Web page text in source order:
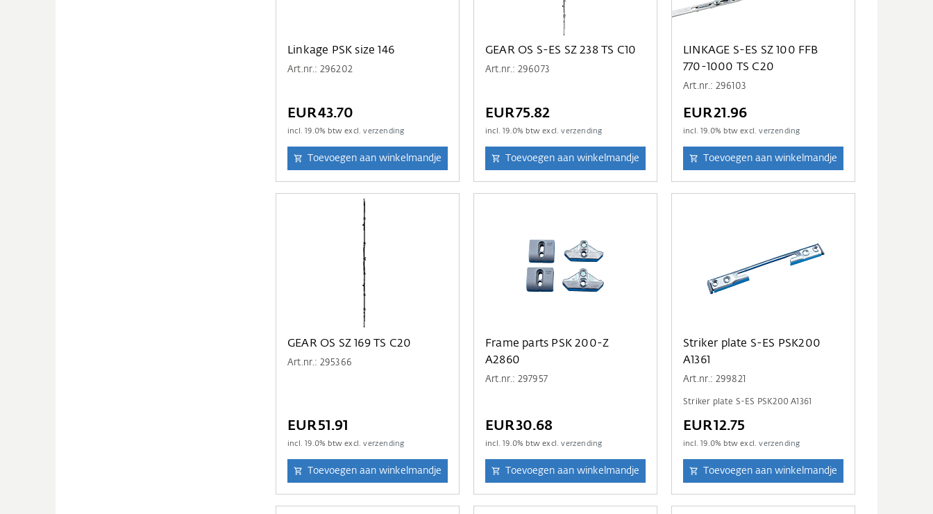
Linkage PSK size 146
Art.nr.: 296202
EUR43.70
incl.19.0% btw excl.verzending
Toevoegen aan winkelmandje
GEAR OS S-ES SZ 238 TS C10
Art.nr.: 296073
EUR75.82
incl.19.0% btw excl.verzending
Toevoegen aan winkelmandje
LINKAGE S-ES SZ 100 FFB
770-1000 TS C20
Art.nr.: 296103
EUR21.96
incl.19.0% btw excl.verzending
Toevoegen aan winkelmandje
GEAR OS SZ 169 TS C20
Art.nr.: 295366
EUR51.91
incl.19.0% btw excl.verzending
Toevoegen aan winkelmandje
Frame parts PSK 200-Z
A2860
Art.nr.: 297957
EUR30.68
incl.19.0% btw excl.verzending
Toevoegen aan winkelmandje
Striker plate S-ES PSK200
A1361
Art.nr.: 299821
Striker plate S-ES PSK200 A1361
EUR12.75
incl.19.0% btw excl.verzending
Toevoegen aan winkelmandje